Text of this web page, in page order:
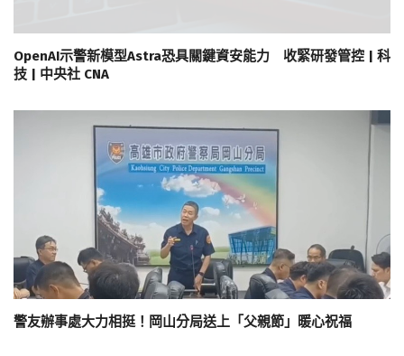
OpenAI示警新模型Astra恐具關鍵資安能力 收緊研發管控 | 科
技 | 中央社 CNA
警友辦事處大力相挺！岡山分局送上「父親節」暖心祝福